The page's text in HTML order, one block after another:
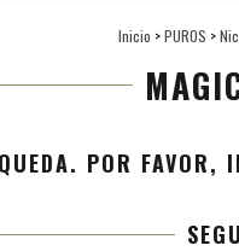
Inicio > PUROS >
POR FAVOR,